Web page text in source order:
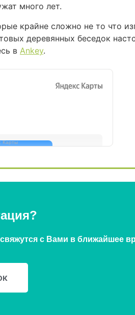
много лет.
крайне сложно не то что
деревянных беседок
в Ankey.
Карты
с Вами в ближайшее